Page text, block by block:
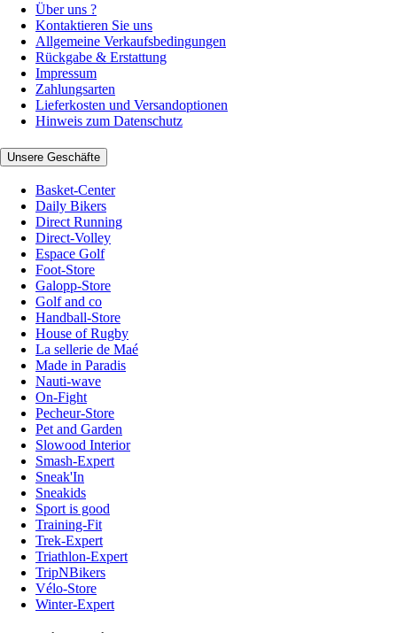
Über uns ?
Kontaktieren Sie uns
Allgemeine Verkaufsbedingungen
Rückgabe & Erstattung
Impressum
Zahlungsarten
Lieferkosten und Versandoptionen
Hinweis zum Datenschutz
Unsere Geschäfte
Basket-Center
Daily Bikers
Direct Running
Direct-Volley
Espace Golf
Foot-Store
Galopp-Store
Golf and co
Handball-Store
House of Rugby
La sellerie de Maé
Made in Paradis
Nauti-wave
On-Fight
Pecheur-Store
Pet and Garden
Slowood Interior
Smash-Expert
Sneak'In
Sneakids
Sport is good
Training-Fit
Trek-Expert
Triathlon-Expert
TripNBikers
Vélo-Store
Winter-Expert